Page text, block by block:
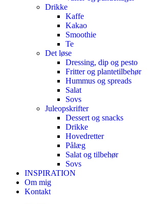
Drikke
Kaffe
Kakao
Smoothie
Te
Det løse
Dressing, dip og pesto
Fritter og plantetilbehør
Hummus og spreads
Salat
Sovs
Juleopskrifter
Dessert og snacks
Drikke
Hovedretter
Pålæg
Salat og tilbehør
Sovs
INSPIRATION
Om mig
Kontakt